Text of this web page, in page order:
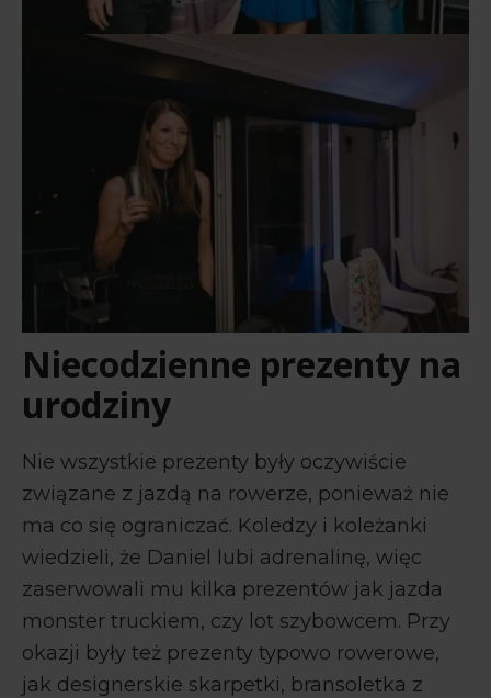
Niecodzienne prezenty na
urodziny
Nie wszystkie prezenty były oczywiście
związane z jazdą na rowerze, ponieważ nie
ma co się ograniczać. Koledzy i koleżanki
wiedzieli, że Daniel lubi adrenalinę, więc
zaserwowali mu kilka prezentów jak jazda
monster truckiem, czy lot szybowcem. Przy
okazji były też prezenty typowo rowerowe,
jak designerskie skarpetki, bransoletka z